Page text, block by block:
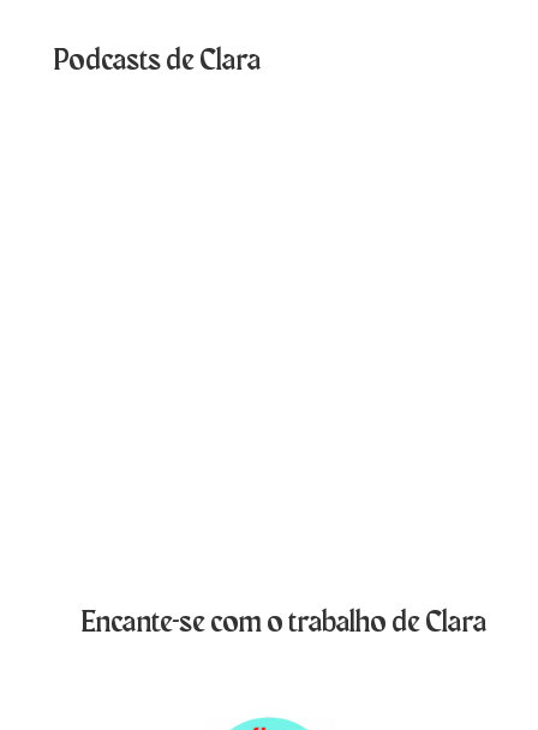
Podcasts de Clara
Encante-se com o trabalho de Clara